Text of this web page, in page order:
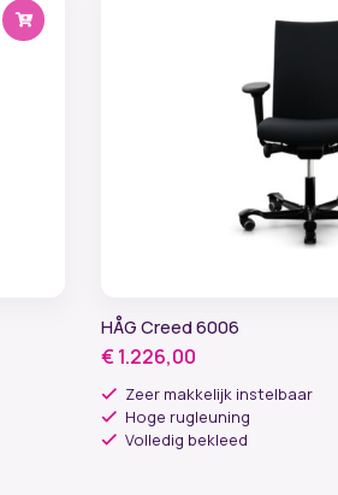
HÅG Creed 6006
€ 1.226,00
Zeer makkelijk instelbaar
Hoge rugleuning
Volledig bekleed